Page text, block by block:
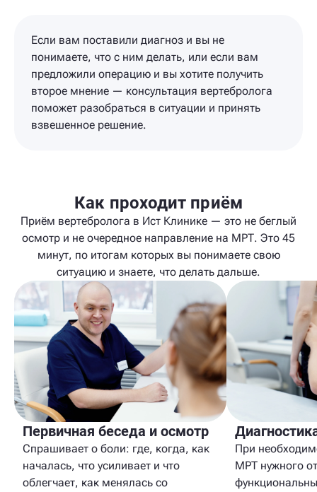
Если вам поставили диагноз и вы не
понимаете, что с ним делать, или если вам
предложили операцию и вы хотите получить
второе мнение — консультация вертебролога
поможет разобраться в ситуации и принять
взвешенное решение.
Как проходит приём
Приём вертебролога в Ист Клинике — это не беглый
осмотр и не очередное направление на МРТ. Это 45
минут, по итогам которых вы понимаете свою
ситуацию и знаете, что делать дальше.
Первичная беседа и осмотр
Спрашивает о боли: где, когда, как
началась, что усиливает и что
облегчает, как менялась со
При
МРТ нужного